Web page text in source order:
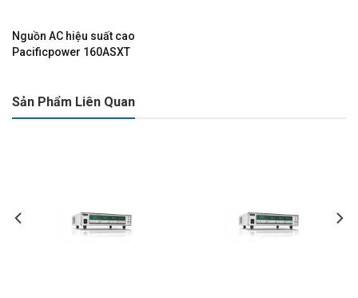
Nguồn AC hiệu suất cao
Pacificpower 160ASXT
Sản Phẩm Liên Quan